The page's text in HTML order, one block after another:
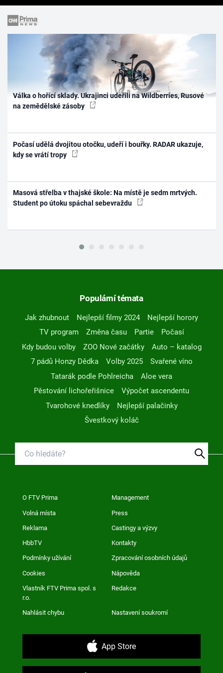
Válka o hořící sklady. Ukrajinci udeřili na Wildberries, Rusové
na zemědělské zásoby
Počasí udělá dvojitou otočku, udeří i bouřky. RADAR ukazuje,
kdy se vrátí tropy
Masová střelba v thajské škole: Na místě je sedm mrtvých.
Student po útoku spáchal sebevraždu
Populární témata
Jak zhubnout Nejlepší filmy 2024
Nejlepší horory
TV program
Změna času Partie
Počasí
Kdy budou volby
ZOO Nové začátky
Auto – katalog
7 pádů Honzy Dědka
Volby 2025
Svařené víno
Tatarák podle Pohlreicha
Aloe vera
Pěstování lichořeřišnice
Výpočet ascendentu
Tvarohové knedlíky
Nejlepší palačinky
Švestkový koláč
O FTV Prima Management
Volná místa Press
Reklama Castingy a výzvy
HbbTV Kontakty
Podmínky užívání Zpracování osobních údajů
Cookies Nápověda
Vlastník FTV Prima spol. s
r.o.
Redakce
Nahlásit chybu Nastavení soukromí
App Store